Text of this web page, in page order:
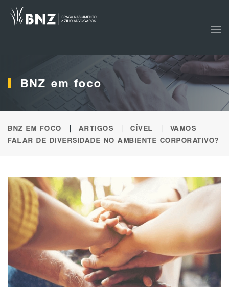
BNZ em foco
BNZ EM FOCO ARTIGOS CÍVEL
VAMOS
FALAR DE DIVERSIDADE NO AMBIENTE CORPORATIVO?